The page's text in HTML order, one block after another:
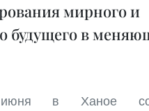
мирного и
будущего в
в Ханое